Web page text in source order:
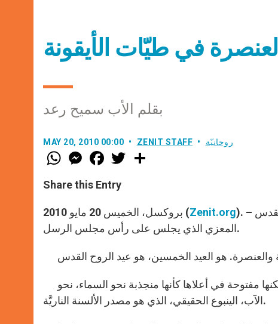
العنصرة في طيّات الأيقونة
بقلم الأب سميح رعد
MAY 20, 2010 00:00 ZENIT STAFF روحانيّة
W
h
t
s
p
p
M
e
s
e
g
e
r
F
a
e
b
o
k
w
r
Share this Entry
بروكسل، الخميس 20 مايو 2010 (Zenit.org). – ترمز أيقونة العنصرة إلى الرسل الاثني عشر يحيطون بالروح القدس
المعزي الذي يجلس على رأس مجلس الرسل.
الآب، الينبوع الحقيقي، الذي هو مصدر الألسنة الناريَّة.